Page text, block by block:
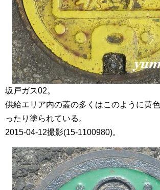
坂戸ガス02。
供給エリア内の蓋の多くはこのように黄
ったり塗られている。
2015-04-12撮影(15-1100980)。